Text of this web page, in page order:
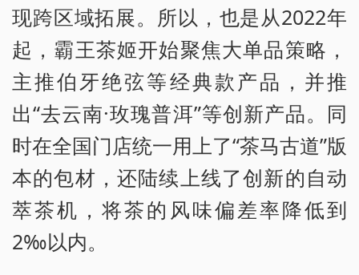
现跨区域拓展。所以，也是从2022年
起，霸王茶姬开始聚焦大单品策略，
主推伯牙绝弦等经典款产品，并推
出“去云南·玫瑰普洱”等创新产品。同
时在全国门店统一用上了“茶马古道”版
本的包材，还陆续上线了创新的自动
萃茶机，将茶的风味偏差率降低到
2‰以内。